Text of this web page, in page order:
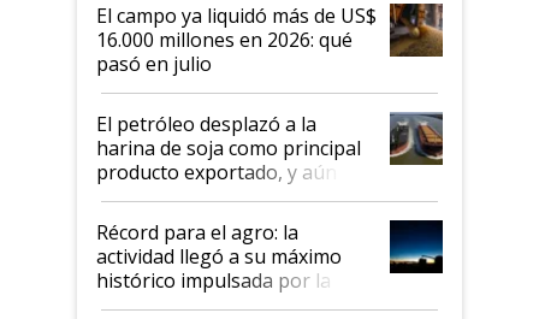
El campo ya liquidó más de US$
16.000 millones en 2026: qué
pasó en julio
El petróleo desplazó a la
harina de soja como principal
producto exportado, y aún así
el agro aportó casi seis de cada
diez dólares y sostuvo el
liderazgo en un semestre
récord
Récord para el agro: la
actividad llegó a su máximo
histórico impulsada por la
cosecha y las exportaciones